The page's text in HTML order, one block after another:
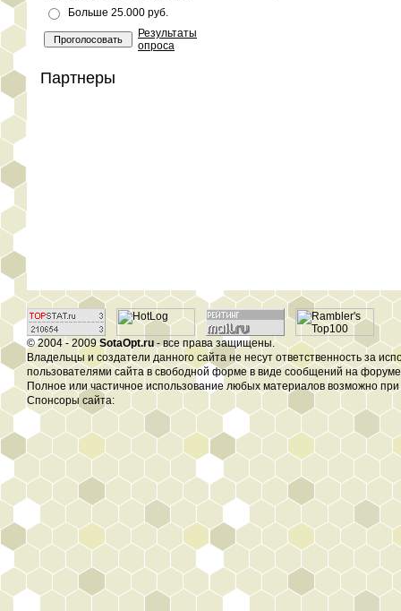
Больше 25.000 руб.
Результаты
опроса
Партнеры
© 2004 - 2009SotaOpt.ru- все права защищены.
Владельцы и создатели данного сайта не несут ответственность за
пользователями сайта в свободной форме в виде сообщений на
Полное или частичное использование любых материалов возможно
Спонсоры сайта: